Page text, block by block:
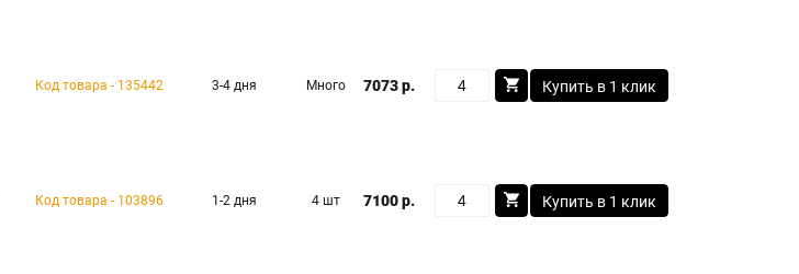
Код товара - 135442 3-4 дня Много 7073 р. Купить в 1 клик
Код товара - 103896 1-2 дня 4 шт 7100 р. Купить в 1 клик